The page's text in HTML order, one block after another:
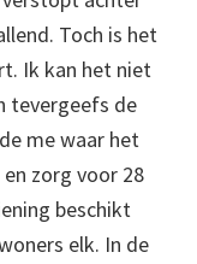
Toch is het
Ik kan het niet
tevergeefs de
me waar het
zorg voor 28
beschikt
elk. In de